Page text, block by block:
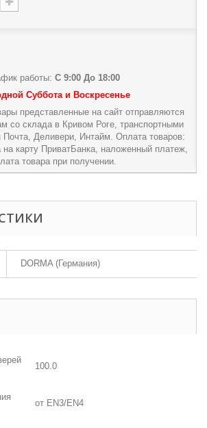
работы: С 9:00 До 18:00
Суббота и Воскресенье
представленные на сайт отправляются
со склада в Кривом Роге, транспортными
Почта, Деливери, Интайм. Оплата товаров:
на карту ПриватБанка, наложенный платеж,
товара при получении.
DORMA (Германия)
100.0
от EN3/EN4